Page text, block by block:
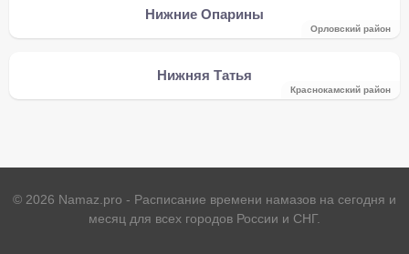
Нижние Опарины
Орловский район
Нижняя Татья
Краснокамский район
© 2026 Namaz.pro - Расписание времени намазов на сегодня и
месяц для всех городов России и СНГ.